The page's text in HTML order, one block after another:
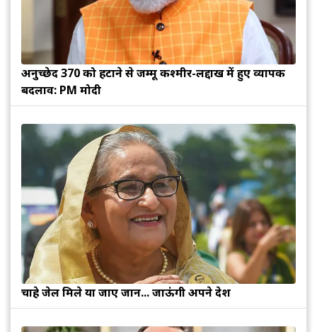
अनुच्छेद 370 को हटाने से जम्मू कश्मीर-लद्दाख में हुए व्यापक
बदलाव: PM मोदी
चाहे जेल मिले या जाए जान... जाऊंगी अपने देश